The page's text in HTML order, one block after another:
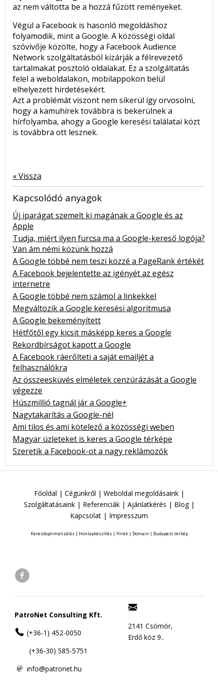
az nem váltotta be a hozzá fűzött reményeket.
Végül a Facebook is hasonló megoldáshoz
folyamodik, mint a Google. A közösségi oldal
szóvivője közölte, hogy a Facebook Audience
Network szolgáltatásból kizárják a félrevezető
tartalmakat posztoló oldalakat. Ez a szolgáltatás
felel a weboldalakon, mobilappokon belül
elhelyezett hirdetésekért.
Azt a problémát viszont nem sikerül így orvosolni,
hogy a kamuhírek továbbra is bekerülnek a
hírfolyamba, ahogy a Google keresési találatai közt
is továbbra ott lesznek.
« Vissza
Kapcsolódó anyagok
Új iparágat szemelt ki magának a Google és az
Apple
Tudja, miért ilyen furcsa ma a Google-kereső logója?
Van ám némi közünk hozzá
A Google többé nem teszi közzé a PageRank értékét
A Facebook bejelentette az igényét az egész
internetre
A Google többé nem számol a linkekkel
Megváltozik a Google keresési algoritmusa
A Google bekeményített
Hétfőtől egy kicsit másképp keres a Google
Rekordbírságot kapott a Google
A Facebook ráerőlteti a saját emailjét a
felhasználókra
Az összeesküvés elméletek cenzúrázását a Google
végezze
Húszmillió tagnál jár a Google+
Nagytakarítás a Google-nél
Ami tilos és ami kötelező a közösségi weben
Magyar üzleteket is keres a Google térképe
Szeretik a Facebook-ot a nagy reklámozók
Főoldal | Cégünkről | Weboldal megoldásaink|
Szolgáltatásaink| Referenciák| Ajánlatkérés | Blog|
Kapcsolat | Impresszum
Keresőoptimalizálás| Honlapkészítés| Hírek| Domain | Budapest térkép
PatroNet Consulting Kft.
(+36-1) 452-0050
(+36-30) 585-5751
info@patronet.hu
2141 Csömör,
Erdő köz 9..